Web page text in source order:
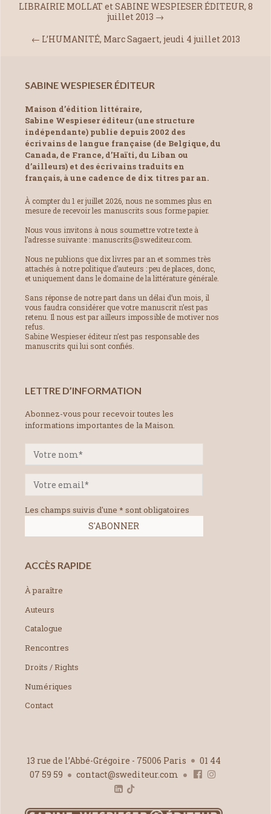
LIBRAIRIE MOLLAT et SABINE WESPIESER ÉDITEUR, 8
juillet 2013 →
← L’HUMANITÉ, Marc Sagaert, jeudi 4 juillet 2013
SABINE WESPIESER ÉDITEUR
Maison d’édition littéraire,
Sabine Wespieser éditeur (une structure
indépendante) publie depuis 2002 des
écrivains de langue française (de Belgique, du
Canada, de France, d’Haïti, du Liban ou
d’ailleurs) et des écrivains traduits en
français, à une cadence de dix titres par an.
À compter du 1 er juillet 2026, nous ne sommes plus en
mesure de recevoir les manuscrits sous forme papier.
Nous vous invitons à nous soumettre votre texte à
l’adresse suivante : manuscrits@swediteur.com.
Nous ne publions que dix livres par an et sommes très
attachés à notre politique d’auteurs : peu de places, donc,
et uniquement dans le domaine de la littérature générale.
Sans réponse de notre part dans un délai d’un mois, il
vous faudra considérer que votre manuscrit n’est pas
retenu. Il nous est par ailleurs impossible de motiver nos
refus.
Sabine Wespieser éditeur n’est pas responsable des
manuscrits qui lui sont confiés.
LETTRE D’INFORMATION
Abonnez-vous pour recevoir toutes les
informations importantes de la Maison.
Les champs suivis d'une * sont obligatoires
ACCÈS RAPIDE
À paraître
Auteurs
Catalogue
Rencontres
Droits / Rights
Numériques
Contact
13 rue de l’Abbé-Grégoire - 75006 Paris
01 44
07 59 59
contact@swediteur.com